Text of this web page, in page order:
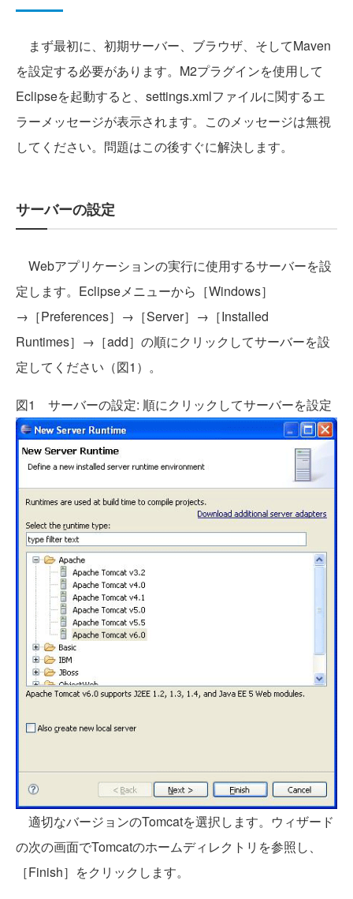
まず最初に、初期サーバー、ブラウザ、そしてMaven
を設定する必要があります。M2プラグインを使用して
Eclipseを起動すると、settings.xmlファイルに関するエ
ラーメッセージが表示されます。このメッセージは無視
してください。問題はこの後すぐに解決します。
サーバーの設定
Webアプリケーションの実行に使用するサーバーを設
定します。Eclipseメニューから［Windows］
→［Preferences］→［Server］→［Installed
Runtimes］→［add］の順にクリックしてサーバーを設
定してください（図1）。
図1 サーバーの設定: 順にクリックしてサーバーを設定
適切なバージョンのTomcatを選択します。ウィザード
の次の画面でTomcatのホームディレクトリを参照し、
［Finish］をクリックします。